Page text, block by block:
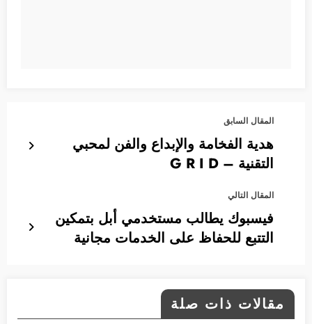
المقال السابق
هدية الفخامة والإبداع والفن لمحبي
التقنية – G R I D
المقال التالي
فيسبوك يطالب مستخدمي أبل بتمكين
التتبع للحفاظ على الخدمات مجانية
مقالات ذات صلة